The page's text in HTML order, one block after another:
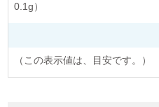
0.1g）
（この表示値は、目安です。）